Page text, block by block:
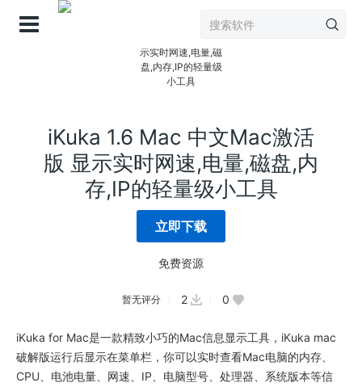
iKuka 1.6 Mac 中文Mac激活
版 显示实时网速,电量,磁盘,内
存,IP的轻量级小工具
立即下载
免费资源
暂无评分 2 0
iKuka for Mac是一款精致小巧的Mac信息显示工具，iKuka mac
破解版运行后显示在菜单栏，你可以实时查看Mac电脑的内存、
CPU、电池电量、网速、IP、电脑型号、处理器、系统版本等信